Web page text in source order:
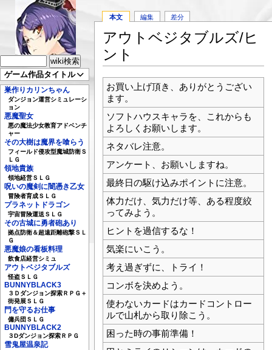
ゲーム作品タイトル
巣作りカリンちゃん
ダンジョン運営シミュレーシ
ョン
悪魔聖女
悪の魔法少女教育アドベンチ
ャー
その大樹は魔界を喰らう
フィールド侵攻型魔城防衛Ｓ
ＬＧ
領地貴族
領地経営ＳＬＧ
呪いの魔剣に闇憑き乙女
冒険者育成ＳＬＧ
プラネットドラゴン
宇宙冒険運送ＳＬＧ
その古城に勇者砲あり
拠点防衛＆超遠距離砲撃ＳＬ
Ｇ
悪魔娘の看板料理
飲食店経営シミュ
アウトベジタブルズ
怪盗ＳＬＧ
BUNNYBLACK3
３Ｄダンジョン探索ＲＰＧ＋
街発展ＳＬＧ
門を守るお仕事
傭兵団ＳＬＧ
BUNNYBLACK2
３Dダンジョン探索ＲＰＧ
雪鬼屋温泉記
本文 編集 差分
アウトベジタブルズ/ヒ
ント
お買い上げ頂き、ありがとうござい
ます。
ソフトハウスキャラを、これからも
よろしくお願いします。
ネタバレ注意。
アンケート、お願いしますね。
最終日の駆け込みポイントに注意。
体力だけ、気力だけ等、ある程度絞
ってみよう。
ヒントを過信するな！
気楽にいこう。
考え過ぎずに、トライ！
コンボを決めよう。
使わないカードはカードコントロー
ルで山札から取り除こう。
困った時の事前準備！